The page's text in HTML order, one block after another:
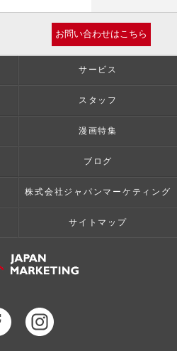
お問い合わせはこちら
サービス
スタッフ
漫画特集
ブログ
株式会社ジャパンマーケティング
サイトマップ